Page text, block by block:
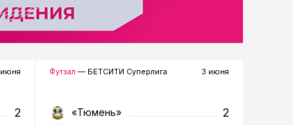
2
Футзал — БЕТСИТИ Суперлига 3 июня
«Тюмень» 2